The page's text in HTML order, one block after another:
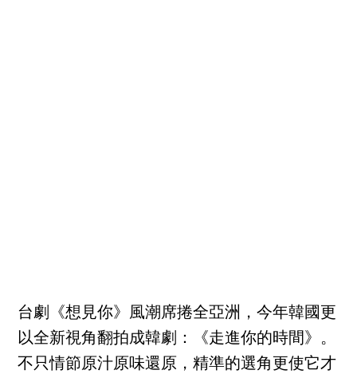
台劇《想見你》風潮席捲全亞洲，今年韓國更
以全新視角翻拍成韓劇：《走進你的時間》。
不只情節原汁原味還原，精準的選角更使它才